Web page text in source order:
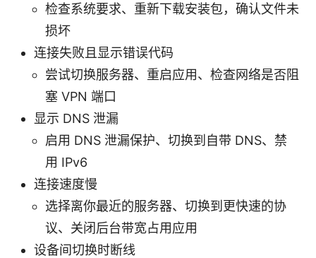
检查系统要求、重新下载安装包，确认文件未
损坏
连接失败且显示错误代码
尝试切换服务器、重启应用、检查网络是否阻
塞 VPN 端口
显示 DNS 泄漏
启用 DNS 泄漏保护、切换到自带 DNS、禁
用 IPv6
连接速度慢
选择离你最近的服务器、切换到更快速的协
议、关闭后台带宽占用应用
设备间切换时断线